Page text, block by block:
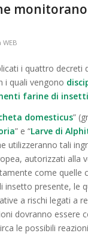
WEB
i quattro decreti
i quali vengono
farine di
domesticus”
” e “Larve di
utilizzeranno tali
autorizzati alla
come quelle
presente, le
a rischi legati a
dovranno essere
le possibili